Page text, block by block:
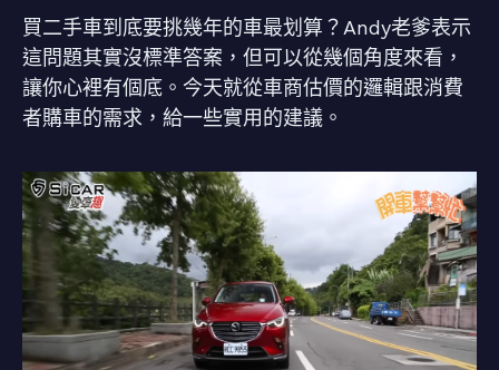
買二手車到底要挑幾年的車最划算？Andy老爹表示
這問題其實沒標準答案，但可以從幾個角度來看，
讓你心裡有個底。今天就從車商估價的邏輯跟消費
者購車的需求，給一些實用的建議。